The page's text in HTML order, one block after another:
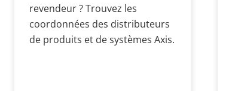
revendeur ? Trouvez les
coordonnées des distributeurs
de produits et de systèmes Axis.